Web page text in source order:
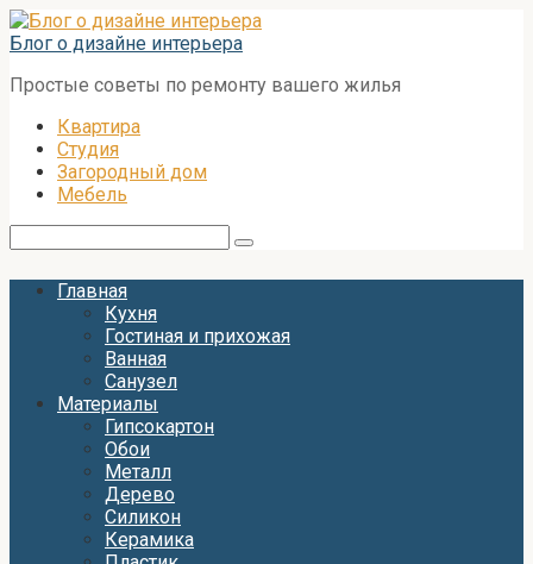
Перейти
к
Блог о дизайне интерьера
Простые советы по ремонту вашего жилья
Квартира
Студия
Загородный дом
Мебель
Главная
Кухня
Гостиная и прихожая
Ванная
Санузел
Материалы
Гипсокартон
Обои
Металл
Дерево
Силикон
Керамика